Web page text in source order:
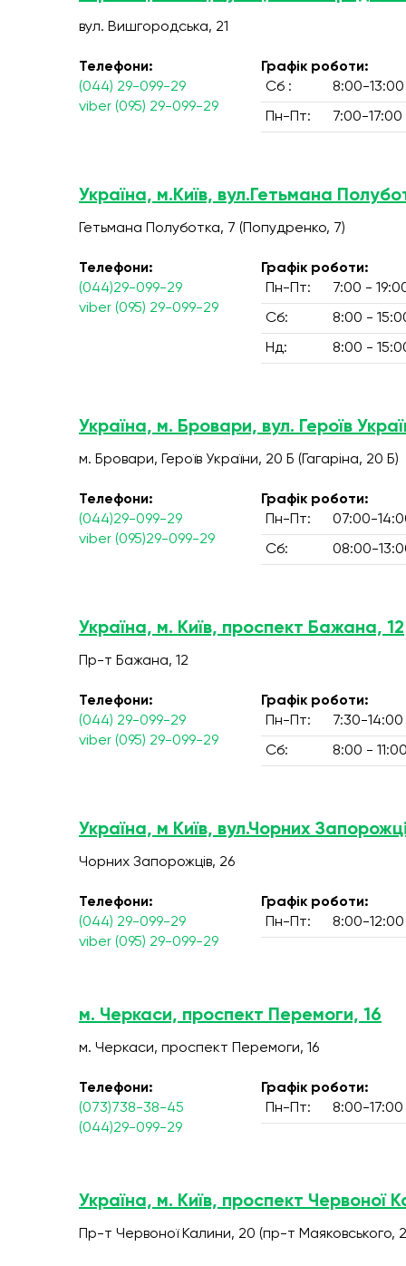
вул. Вишгородська, 21
Телефони:
(044) 29-099-29
viber (095) 29-099-29
Графік роботи:
Сб :
8:00-13:00
Пн-Пт: 7:00-17:00
Україна, м.Київ, вул.Гетьмана
Гетьмана Полуботка, 7 (Попудренко, 7)
Телефони:
(044)29-099-29
viber (095) 29-099-29
Графік роботи:
Пн-Пт:
7:00 -
Сб: 8:00 -
Нд: 8:00 -
Україна, м. Бровари, вул. Героїв
м. Бровари, Героїв України, 20 Б (Гагаріна, 20 Б)
Телефони:
(044)29-099-29
viber (095)29-099-29
Графік роботи:
Пн-Пт:
07:00-
Сб: 08:00-
Україна, м. Київ, проспект Бажана, 12
Пр-т Бажана, 12
Телефони:
(044) 29-099-29
viber (095) 29-099-29
Графік роботи:
Пн-Пт:
7:30-14:00
Сб: 8:00 - 11:00
Україна, м Київ, вул.Чорних
Чорних Запорожців, 26
Телефони:
(044) 29-099-29
viber (095) 29-099-29
Графік роботи:
Пн-Пт:
8:00-12:00
м. Черкаси, проспект Перемоги, 16
м. Черкаси, проспект Перемоги, 16
Телефони:
(073)738-38-45
(044)29-099-29
Графік роботи:
Пн-Пт:
8:00-17:00
Україна, м. Київ, проспект Червоної
Пр-т Червоної Калини, 20 (пр-т Маяковського,